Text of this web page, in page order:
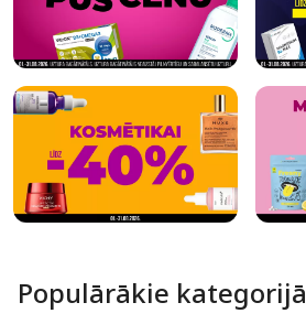
Populārākie kategorijā